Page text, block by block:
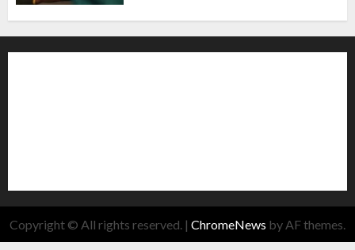
Copyright © All rights reserved. | ChromeNews by AF themes.